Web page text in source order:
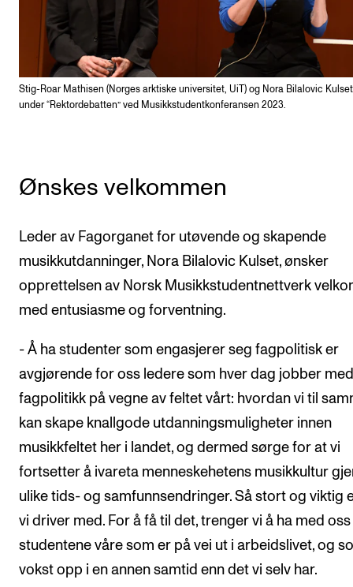
Stig-Roar Mathisen (Norges arktiske universitet, UiT) og Nora Bilalovic Kulset
under “Rektordebatten” ved Musikkstudentkonferansen 2023.
Ønskes velkommen
Leder av Fagorganet for utøvende og skapende
musikkutdanninger, Nora Bilalovic Kulset, ønsker
opprettelsen av Norsk Musikkstudentnettverk
med entusiasme og forventning.
- Å ha studenter som engasjerer seg fagpolitisk er
avgjørende for oss ledere som hver dag jobber med
fagpolitikk på vegne av feltet vårt: hvordan vi til
kan skape knallgode utdanningsmuligheter innen
musikkfeltet her i landet, og dermed sørge for at vi
fortsetter å ivareta menneskehetens musikkultur
ulike tids- og samfunnsendringer. Så stort og viktig
vi driver med. For å få til det, trenger vi å ha med oss
studentene våre som er på vei ut i arbeidslivet, og
vokst opp i en annen samtid enn det vi selv har.